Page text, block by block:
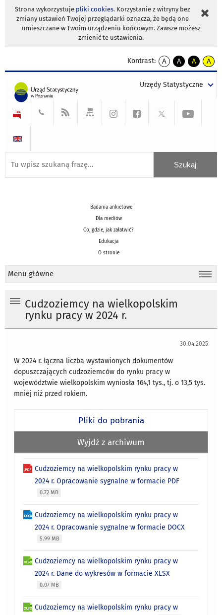
Strona wykorzystuje pliki cookies. Korzystanie z witryny bez
zmiany ustawień Twojej przeglądarki oznacza, że będą one
umieszczane w Twoim urządzeniu końcowym. Zawsze możesz
zmienić te ustawienia.
Kontrast:
A
kontrast
A
kontrast
tekst
czarnym
A
kontrast
tekst
czarnym
A
tekst
żółtym
Urzędy Statystyczne
Badania ankietowe
Dla mediów
Co, gdzie, jak załatwić?
Edukacja
O stronie
Menu główne
Cudzoziemcy na wielkopolskim
rynku pracy w 2024 r.
30.04.2025
W 2024 r. łączna liczba wystawionych dokumentów
dopuszczających cudzoziemców do rynku pracy w
województwie wielkopolskim wyniosła 164,1 tys., tj. o 13,5 tys.
mniej niż przed rokiem.
Pliki do pobrania
Wyjdź z archiwum
Cudzoziemcy na wielkopolskim rynku pracy w
2024 r. Opracowanie sygnalne w formacie PDF
0.72 MB
Cudzoziemcy na wielkopolskim rynku pracy w
2024 r. Opracowanie sygnalne w formacie DOCX
5.99 MB
Cudzoziemcy na wielkopolskim rynku pracy w
2024 r. Dane do wykresów w formacie XLSX
0.07 MB
Cudzoziemcy na wielkopolskim rynku pracy w